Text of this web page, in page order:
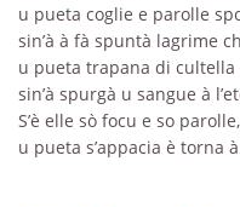
u pueta coglie e parolle
sin’à à fà spuntà lagrime
u pueta trapana di cultella
sin’à spurgà u sangue à
S’è elle sò focu e so
u pueta s’appacia è torna